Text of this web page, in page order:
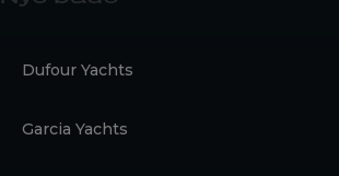
Dufour Yachts
Garcia Yachts